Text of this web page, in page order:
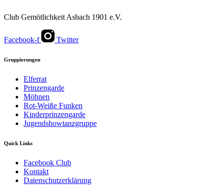
Club Gemötlichkeit Asbach 1901 e.V.
Facebook-f Twitter
Gruppierungen
Elferrat
Prinzengarde
Möhnen
Rot-Weiße Funken
Kinderprinzengarde
Jugendshowtanzgruppe
Quick Links
Facebook Club
Kontakt
Datenschutzerklärung